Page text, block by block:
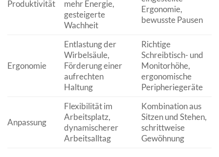
Produktivität
mehr Energie,
gesteigerte
Wachheit
Ergonomie,
bewusste Pausen
Ergonomie
Entlastung der
Wirbelsäule,
Förderung einer
aufrechten
Haltung
Richtige
Schreibtisch- und
Monitorhöhe,
ergonomische
Peripheriegeräte
Anpassung
Flexibilität im
Arbeitsplatz,
dynamischerer
Arbeitsalltag
Kombination aus
Sitzen und Stehen,
schrittweise
Gewöhnung